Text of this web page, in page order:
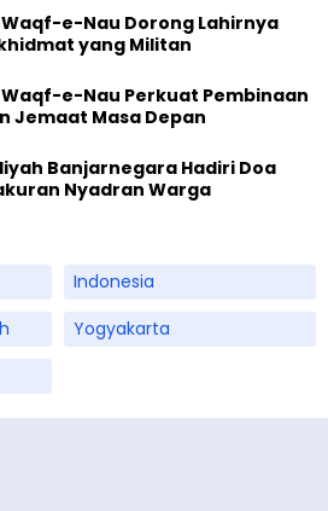
e-Nau Dorong Lahirnya
yang Militan
e-Nau Perkuat Pembinaan
Jemaat Masa Depan
Banjarnegara Hadiri Doa
Nyadran Warga
Indonesia
Yogyakarta